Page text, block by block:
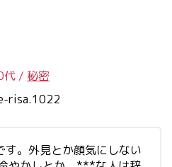
代 / 秘密
risa.1022
す。外見とか顔気にしない